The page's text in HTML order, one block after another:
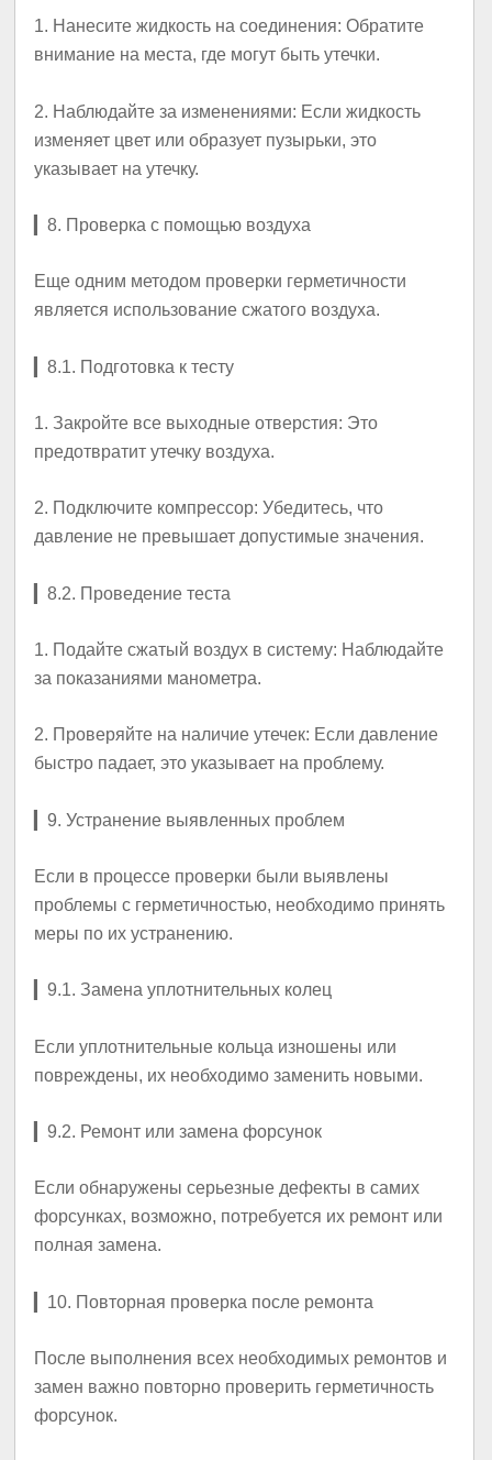
1. Нанесите жидкость на соединения: Обратите
внимание на места, где могут быть утечки.
2. Наблюдайте за изменениями: Если жидкость
изменяет цвет или образует пузырьки, это
указывает на утечку.
▎8. Проверка с помощью воздуха
Еще одним методом проверки герметичности
является использование сжатого воздуха.
▎8.1. Подготовка к тесту
1. Закройте все выходные отверстия: Это
предотвратит утечку воздуха.
2. Подключите компрессор: Убедитесь, что
давление не превышает допустимые значения.
▎8.2. Проведение теста
1. Подайте сжатый воздух в систему: Наблюдайте
за показаниями манометра.
2. Проверяйте на наличие утечек: Если давление
быстро падает, это указывает на проблему.
▎9. Устранение выявленных проблем
Если в процессе проверки были выявлены
проблемы с герметичностью, необходимо принять
меры по их устранению.
▎9.1. Замена уплотнительных колец
Если уплотнительные кольца изношены или
повреждены, их необходимо заменить новыми.
▎9.2. Ремонт или замена форсунок
Если обнаружены серьезные дефекты в самих
форсунках, возможно, потребуется их ремонт или
полная замена.
10. Повторная проверка после ремонта
После выполнения всех необходимых ремонтов и
замен важно повторно проверить герметичность
форсунок.